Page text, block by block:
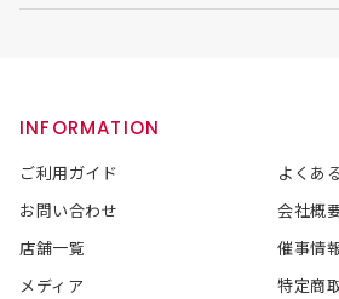
INFORMATION
ご利用ガイド
よくあ
お問い合わせ
会社概
店舗一覧
催事情
メディア
特定商